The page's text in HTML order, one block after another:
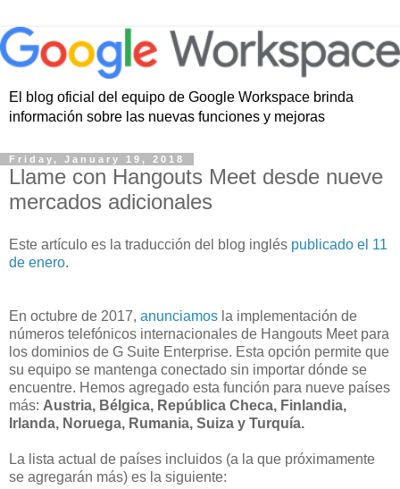
El blog oficial del equipo de Google Workspace brinda
información sobre las nuevas funciones y mejoras
Friday, January 19, 2018
Llame con Hangouts Meet desde nueve
mercados adicionales
Este artículo es la traducción del blog inglés publicado el 11
de enero.
En octubre de 2017, anunciamos la implementación de
números telefónicos internacionales de Hangouts Meet para
los dominios de G Suite Enterprise. Esta opción permite que
su equipo se mantenga conectado sin importar dónde se
encuentre. Hemos agregado esta función para nueve países
más: Austria, Bélgica, República Checa, Finlandia,
Irlanda, Noruega, Rumania, Suiza y Turquía.
La lista actual de países incluidos (a la que próximamente
se agregarán más) es la siguiente: